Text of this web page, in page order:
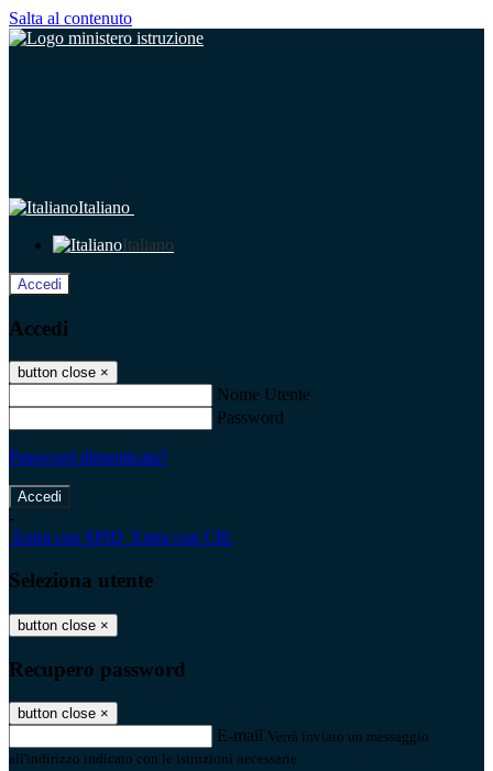
Salta al contenuto
Italiano
Italiano
Accedi
Accedi
button close ×
Nome Utente
Password
Password dimenticata?
-
Entra con SPID Entra con CIE
Seleziona utente
button close ×
Recupero password
button close ×
E-mail Verrà inviato un messaggio
all'indirizzo indicato con le istruzioni necessarie.